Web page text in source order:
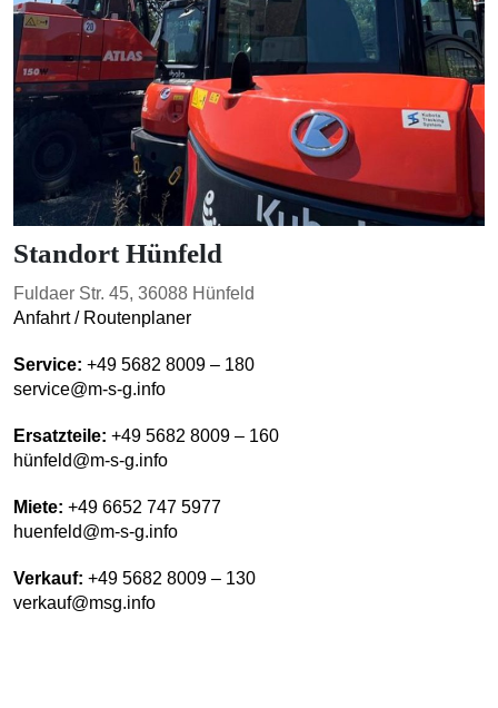
Standort Hünfeld
Fuldaer Str. 45, 36088 Hünfeld
Anfahrt / Routenplaner
Service: +49 5682 8009 – 180
service@m-s-g.info
Ersatzteile: +49 5682 8009 – 160
hünfeld@m-s-g.info
Miete: +49 6652 747 5977
huenfeld@m-s-g.info
Verkauf: +49 5682 8009 – 130
verkauf@msg.info